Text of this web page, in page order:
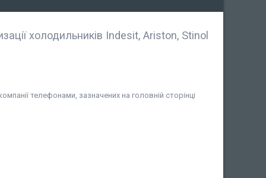
холодильників Indesit, Ariston, Stinol
телефонами, зазначених на головній сторінці